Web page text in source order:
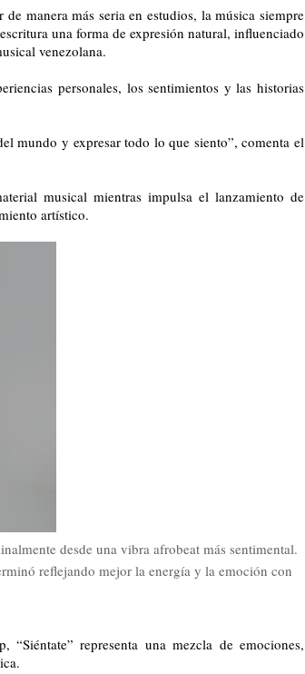
manera más seria en estudios, la música siempre
una forma de expresión natural, influenciado
venezolana.
personales, los sentimientos y las historias
mundo y expresar todo lo que siento”, comenta el
musical mientras impulsa el lanzamiento de
artístico.
desde una vibra afrobeat más sentimental.
reflejando mejor la energía y la emoción con
representa una mezcla de emociones,